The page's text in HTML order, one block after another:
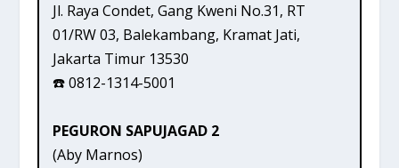
Jl. Raya Condet, Gang Kweni No.31, RT
01/RW 03, Balekambang, Kramat Jati,
Jakarta Timur 13530
☎️ 0812-1314-5001
PEGURON SAPUJAGAD 2
(Aby Marnos)